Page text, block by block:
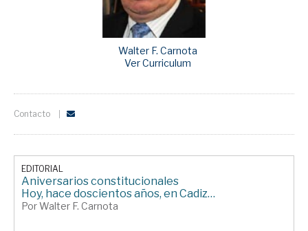
Walter F. Carnota
Ver Curriculum
Contacto
EDITORIAL
Aniversarios constitucionales
Hoy, hace doscientos años, en Cadiz…
Por Walter F. Carnota